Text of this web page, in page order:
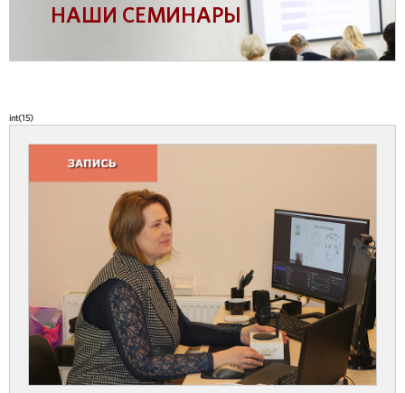
НАШИ СЕМИНАРЫ
int(15)